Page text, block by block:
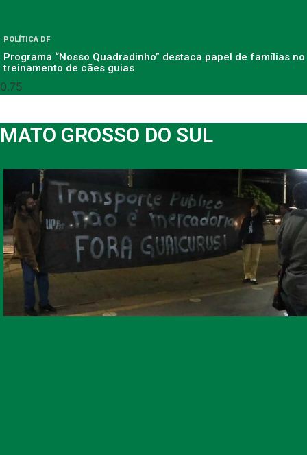
POLÍTICA DF
Programa “Nosso Quadradinho” destaca papel de famílias no
treinamento de cães guias
MATO GROSSO DO SUL